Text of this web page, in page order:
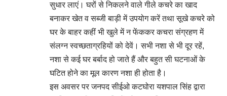
सुधार लाएं। घरों से निकलने वाले गीले कचरे का खाद
बनाकर खेत व सब्जी बाड़ी में उपयोग करें तथा सूखे कचरे को
घर के बाहर कहीं भी खुले में न फेंककर कचरा संग्रहण में
संलग्न स्वच्छताग्रहियों को देवें। सभी नशा से भी दूर रहें,
नशा से कई घर बर्बाद हो जाते हैं और बहुत सी घटनाओं के
घटित होने का मूल कारण नशा ही होता है।
इस अवसर पर जनपद सीईओ कटघोरा यशपाल सिंह द्वारा